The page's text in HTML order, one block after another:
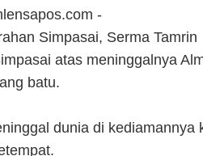
-
Simpasai, Serma
atas meninggalnya
batu.
dunia di